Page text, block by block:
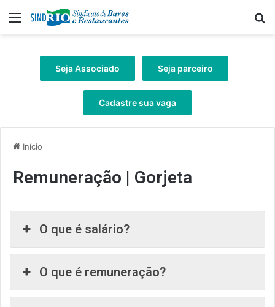
Menu
Seja Associado Seja parceiro
Cadastre sua vaga
Início
Remuneração | Gorjeta
O que é salário?
O que é remuneração?